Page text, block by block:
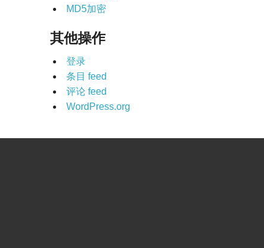
MD5加密
其他操作
登录
条目 feed
评论 feed
WordPress.org